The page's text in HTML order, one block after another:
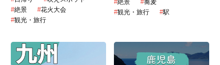
#絶景 #花火大会
#観光・旅行
#絶景 #蕎麦
#観光・旅行 #駅